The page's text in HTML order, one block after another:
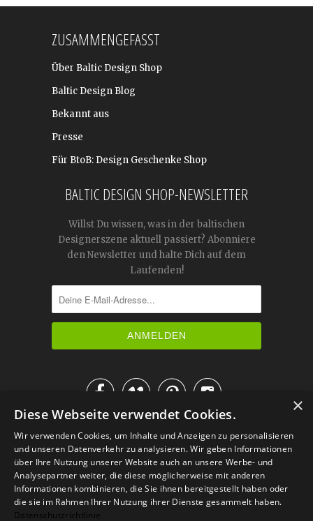
ZUSAMMENGEFASST
Über Baltic Design Shop
Baltic Design Blog
Bekannt aus
Presse
Für BtoB: Design Geschenke Shop
BALTIC DESIGN SHOP-NEWSLETTER
Willst Du wissen, was in der baltischen
Designerszene aktuell passiert? Abonniere
den Newsletter und halte Dich auf dem
Laufenden!

IM KATALOG BLÄTTERN
×
Diese Webseite verwendet Cookies.
Wir verwenden Cookies, um Inhalte und Anzeigen zu personalisieren
und unseren Datenverkehr zu analysieren. Wir geben Informationen
über Ihre Nutzung unserer Website auch an unsere Werbe- und
Analysepartner weiter, die diese möglicherweise mit anderen
Informationen kombinieren, die Sie ihnen bereitgestellt haben oder
die sie im Rahmen Ihrer Nutzung ihrer Dienste gesammelt haben.
Datenschutzrichtlinie